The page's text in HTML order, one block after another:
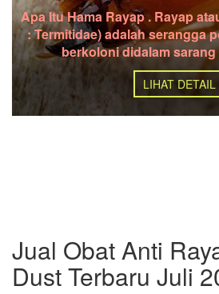
Apa Itu Hama Rayap . Rayap
: Termitidae) adalah serangga
berkoloni didalam sarang
LIHAT DETAIL
Jual Obat Anti
Dust Terbaru Juli